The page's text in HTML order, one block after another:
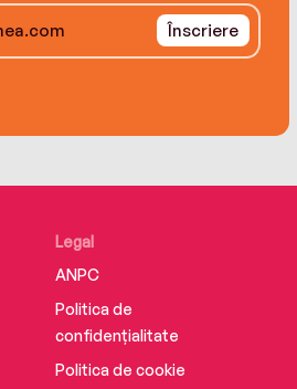
Înscriere
Legal
ANPC
Politica de
confidențialitate
Politica de cookie